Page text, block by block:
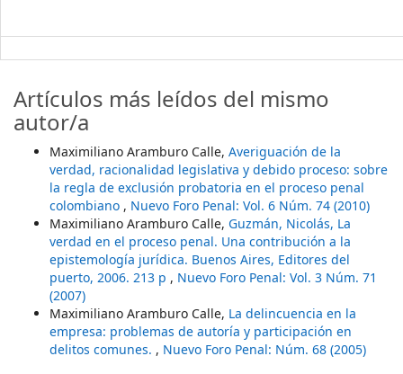
Artículos más leídos del mismo
autor/a
Maximiliano Aramburo Calle, Averiguación de la
verdad, racionalidad legislativa y debido proceso: sobre
la regla de exclusión probatoria en el proceso penal
colombiano , Nuevo Foro Penal: Vol. 6 Núm. 74 (2010)
Maximiliano Aramburo Calle, Guzmán, Nicolás, La
verdad en el proceso penal. Una contribución a la
epistemología jurídica. Buenos Aires, Editores del
puerto, 2006. 213 p , Nuevo Foro Penal: Vol. 3 Núm. 71
(2007)
Maximiliano Aramburo Calle, La delincuencia en la
empresa: problemas de autoría y participación en
delitos comunes. , Nuevo Foro Penal: Núm. 68 (2005)